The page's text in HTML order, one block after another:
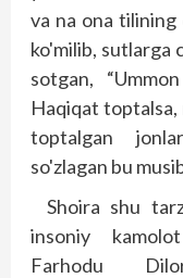
va na ona tilining
ko'milib, sutlarga
sotgan,
Haqiqat toptalsa,
toptalgan
so'zlagan bu
Shoira shu
insoniy
Farhodu